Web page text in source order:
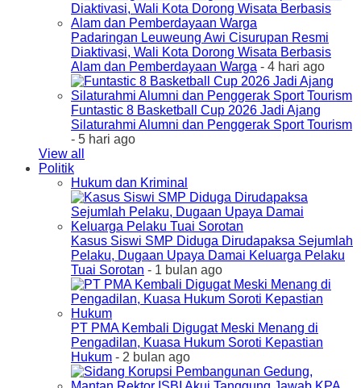
Padaringan Leuweung Awi Cisurupan Resmi
Diaktivasi, Wali Kota Dorong Wisata Berbasis
Alam dan Pemberdayaan Warga - 4 hari ago
Funtastic 8 Basketball Cup 2026 Jadi Ajang
Silaturahmi Alumni dan Penggerak Sport Tourism
- 5 hari ago
View all
Politik
Hukum dan Kriminal
Kasus Siswi SMP Diduga Dirudapaksa Sejumlah
Pelaku, Dugaan Upaya Damai Keluarga Pelaku
Tuai Sorotan - 1 bulan ago
PT PMA Kembali Digugat Meski Menang di
Pengadilan, Kuasa Hukum Soroti Kepastian
Hukum - 2 bulan ago